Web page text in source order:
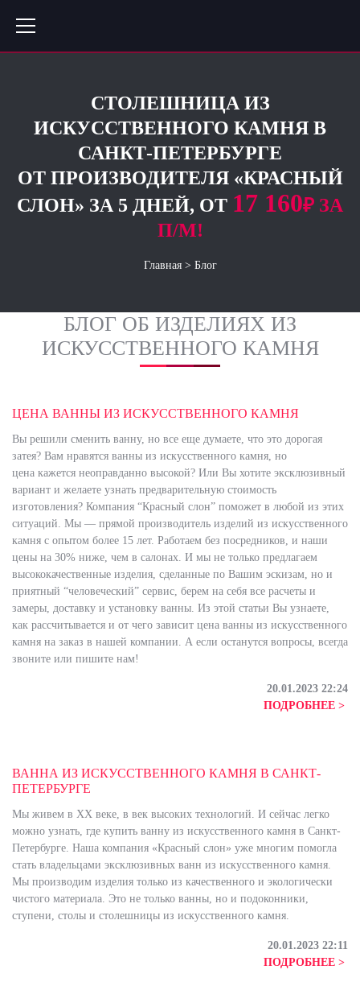
СТОЛЕШНИЦА ИЗ
ИСКУССТВЕННОГО КАМНЯ В
САНКТ-ПЕТЕРБУРГЕ
ОТ ПРОИЗВОДИТЕЛЯ «КРАСНЫЙ
СЛОН» ЗА 5 ДНЕЙ, ОТ 17 160₽ ЗА
П/М!
Главная > Блог
БЛОГ ОБ ИЗДЕЛИЯХ ИЗ
ИСКУССТВЕННОГО КАМНЯ
ЦЕНА ВАННЫ ИЗ ИСКУССТВЕННОГО КАМНЯ
Вы решили сменить ванну, но все еще думаете, что это дорогая
затея? Вам нравятся ванны из искусственного камня, но
цена кажется неоправданно высокой? Или Вы хотите эксклюзивный
вариант и желаете узнать предварительную стоимость
изготовления? Компания “Красный слон” поможет в любой из этих
ситуаций. Мы — прямой производитель изделий из искусственного
камня с опытом более 15 лет. Работаем без посредников, и наши
цены на 30% ниже, чем в салонах. И мы не только предлагаем
высококачественные изделия, сделанные по Вашим эскизам, но и
приятный “человеческий” сервис, берем на себя все расчеты и
замеры, доставку и установку ванны. Из этой статьи Вы узнаете,
как рассчитывается и от чего зависит цена ванны из искусственного
камня на заказ в нашей компании. А если останутся вопросы, всегда
звоните или пишите нам!
20.01.2023 22:24
ПОДРОБНЕЕ >
ВАННА ИЗ ИСКУССТВЕННОГО КАМНЯ В САНКТ-
ПЕТЕРБУРГЕ
Мы живем в ХХ веке, в век высоких технологий. И сейчас легко
можно узнать, где купить ванну из искусственного камня в Санкт-
Петербурге. Наша компания «Красный слон» уже многим помогла
стать владельцами эксклюзивных ванн из искусственного камня.
Мы производим изделия только из качественного и экологически
чистого материала. Это не только ванны, но и подоконники,
ступени, столы и столешницы из искусственного камня.
20.01.2023 22:11
ПОДРОБНЕЕ >